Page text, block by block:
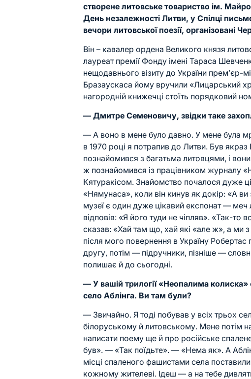
створене литовське товариство ім.
День незалежності Литви, у Спілці
вечори литовської поезії, організовані
Він – кавалер ордена Великого князя
лауреат премії Фонду іменіТараса
нещодавнього візиту до України прем’єр-
Бразаускаса йому вручили «Лицарський
нагородній книжечці стоїть порядковий
— Дмитре Семеновичу, звідки таке
— А воно в мене було давно. У мене була
в 1970 році я потрапив до Литви. Був якраз
познайомився з багатьма литовцями, і
ж познайомився із працівником журналу
Кятуракісом. Знайомство почалося дуже
«Нямунаса», коли він кинув як докір: «А
музеї є один дуже цікавий експонат — меч
відповів: «Я його туди не чіпляв». «Так-то
сказав: «Хай там що, хай які «але ж», а ми
після мого повернення в Україну
другу, потім — підручники, пізніше —
полишає й до сьогодні.
— У вашій трилогії «Неопалима
село Аблінга. Ви там були?
— Звичайно. Я тоді побував у всіх трьох
білоруському й литовському. Мене потім
написати поему ще й про російське
був». — «Так поїдьте». — «Нема як». А
місці спаленого фашистами села
кожному жителеві. Ідеш — а на тебе